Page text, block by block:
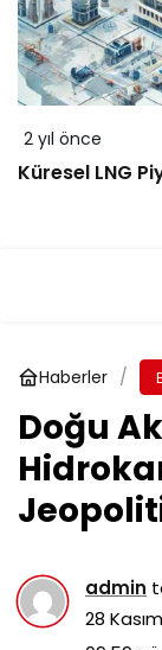
2 yıl önce
Küresel LNG
Haberler
Doğu
admin
28